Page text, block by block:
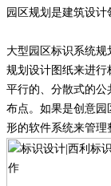
园区规划是建筑设计
大型园区标识系统
规划设计图纸来进
平行的、分散式的公
布点。如果是创意
形的软件系统来管理